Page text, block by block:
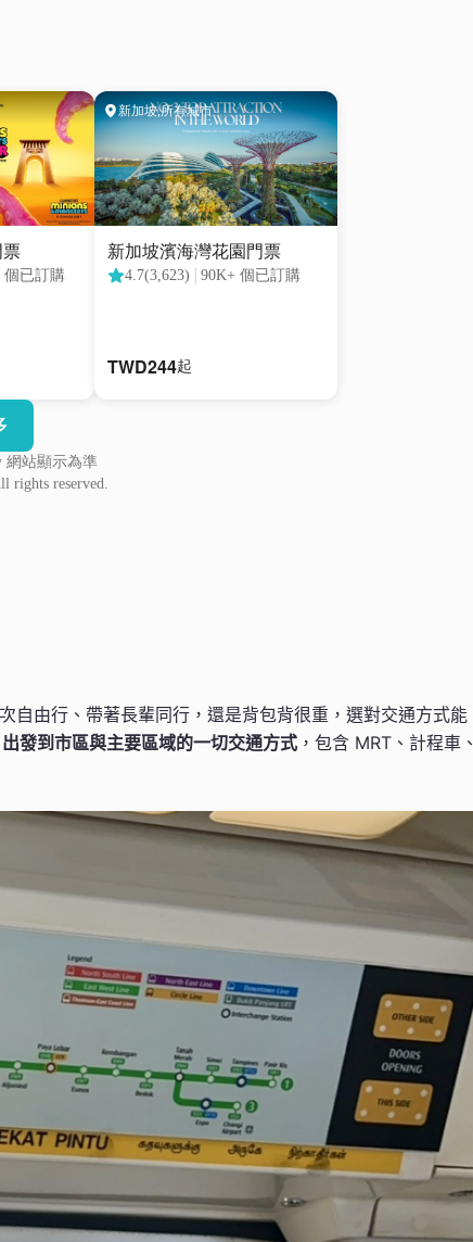
自由行、帶著長輩同行，還是背包背很重，選對交通方式能
發到市區與主要區域的一切交通方式 ，包含 MRT、計程車、